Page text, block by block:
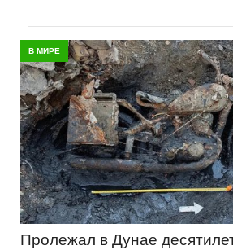
В МИРЕ
Пролежал в Дунае